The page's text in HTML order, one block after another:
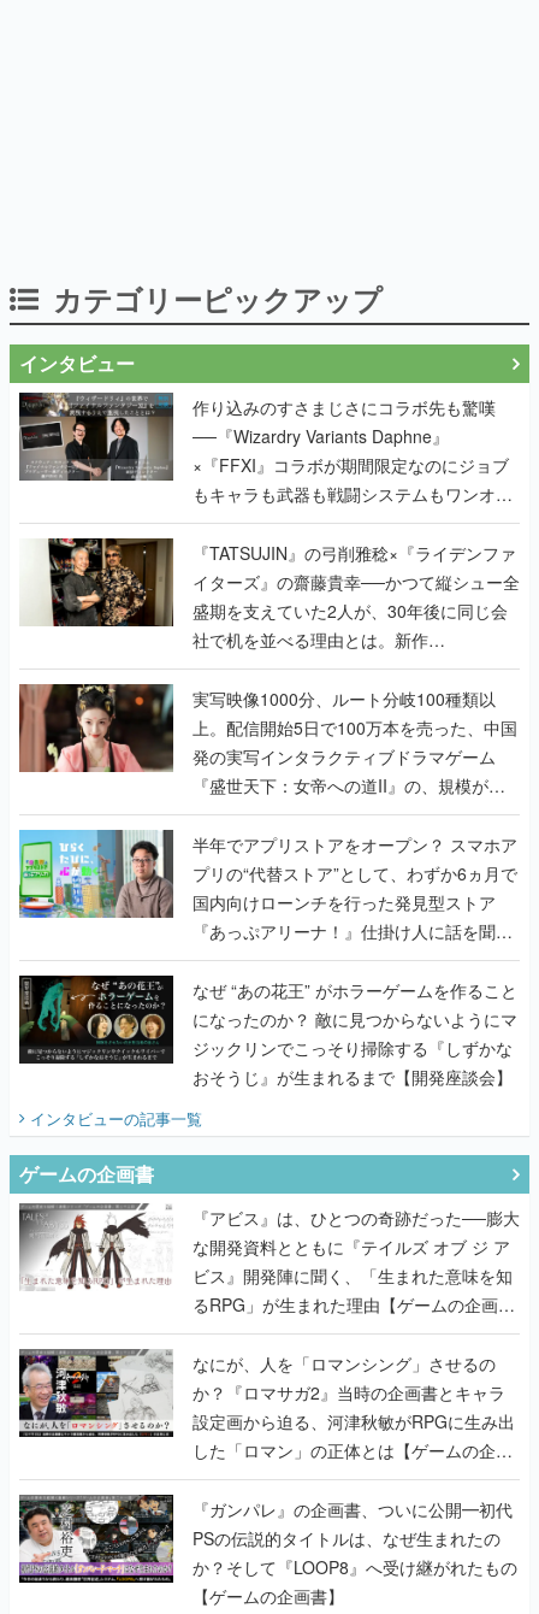
カテゴリーピックアップ
インタビュー
作り込みのすさまじさにコラボ先も驚嘆
──『Wizardry Variants Daphne』
×『FFXI』コラボが期間限定なのにジョブ
もキャラも武器も戦闘システムもワンオフ
で作り込まれた理由を両ディレクターに聞
く
『TATSUJIN』の弓削雅稔×『ライデンファ
イターズ』の齋藤貴幸──かつて縦シュー全
盛期を支えていた2人が、30年後に同じ会
社で机を並べる理由とは。新作
『TATSUJIN EXTREME』で初タッグを組
んだレジェンド2人に訊く開発秘話
実写映像1000分、ルート分岐100種類以
上。配信開始5日で100万本を売った、中国
発の実写インタラクティブドラマゲーム
『盛世天下：女帝への道II』の、規模が違
うこだわりをプロデューサーに聞いた
半年でアプリストアをオープン？ スマホア
プリの“代替ストア”として、わずか6ヵ月で
国内向けローンチを行った発見型ストア
『あっぷアリーナ！』仕掛け人に話を聞い
てみた
なぜ “あの花王” がホラーゲームを作ること
になったのか？ 敵に見つからないようにマ
ジックリンでこっそり掃除する『しずかな
おそうじ』が生まれるまで【開発座談会】
インタビューの記事一覧
ゲームの企画書
『アビス』は、ひとつの奇跡だった──膨大
な開発資料とともに『テイルズ オブ ジ ア
ビス』開発陣に聞く、「生まれた意味を知
るRPG」が生まれた理由【ゲームの企画
書】
なにが、人を「ロマンシング」させるの
か？『ロマサガ2』当時の企画書とキャラ
設定画から迫る、河津秋敏がRPGに生み出
した「ロマン」の正体とは【ゲームの企画
書】
『ガンパレ』の企画書、ついに公開━初代
PSの伝説的タイトルは、なぜ生まれたの
か？そして『LOOP8』へ受け継がれたもの
【ゲームの企画書】